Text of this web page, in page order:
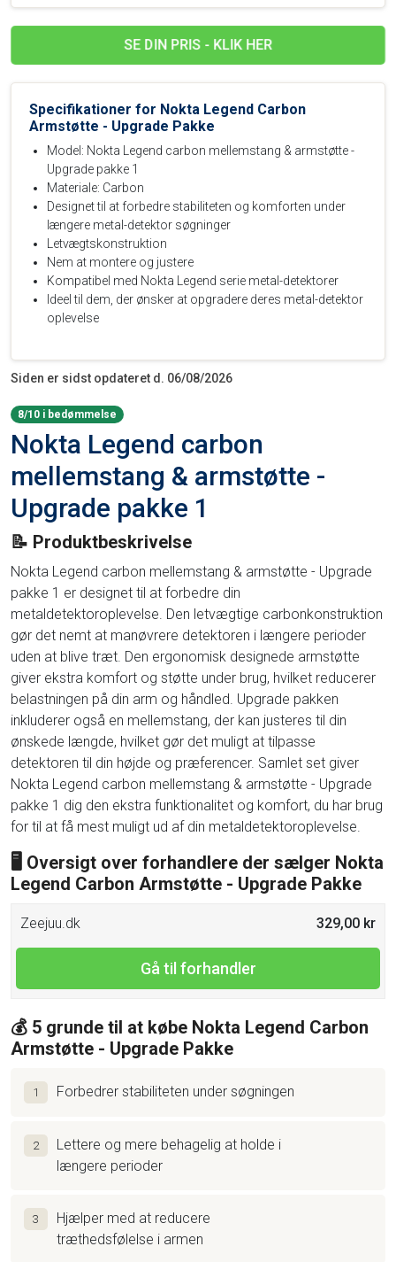
SE DIN PRIS - KLIK HER
Specifikationer for Nokta Legend Carbon
Armstøtte - Upgrade Pakke
Model: Nokta Legend carbon mellemstang & armstøtte -
Upgrade pakke 1
Materiale: Carbon
Designet til at forbedre stabiliteten og komforten under
længere metal-detektor søgninger
Letvægtskonstruktion
Nem at montere og justere
Kompatibel med Nokta Legend serie metal-detektorer
Ideel til dem, der ønsker at opgradere deres metal-detektor
oplevelse
Siden er sidst opdateret d. 06/08/2026
8/10 i bedømmelse
Nokta Legend carbon
mellemstang & armstøtte -
Upgrade pakke 1
📝 Produktbeskrivelse
Nokta Legend carbon mellemstang & armstøtte - Upgrade
pakke 1 er designet til at forbedre din
metaldetektoroplevelse. Den letvægtige carbonkonstruktion
gør det nemt at manøvrere detektoren i længere perioder
uden at blive træt. Den ergonomisk designede armstøtte
giver ekstra komfort og støtte under brug, hvilket reducerer
belastningen på din arm og håndled. Upgrade pakken
inkluderer også en mellemstang, der kan justeres til din
ønskede længde, hvilket gør det muligt at tilpasse
detektoren til din højde og præferencer. Samlet set giver
Nokta Legend carbon mellemstang & armstøtte - Upgrade
pakke 1 dig den ekstra funktionalitet og komfort, du har brug
for til at få mest muligt ud af din metaldetektoroplevelse.
🖥 Oversigt over forhandlere der sælger Nokta
Legend Carbon Armstøtte - Upgrade Pakke
Zeejuu.dk 329,00 kr
Gå til forhandler
💰 5 grunde til at købe Nokta Legend Carbon
Armstøtte - Upgrade Pakke
1 Forbedrer stabiliteten under søgningen
2
Lettere og mere behagelig at holde i
længere perioder
3
Hjælper med at reducere
træthedsfølelse i armen